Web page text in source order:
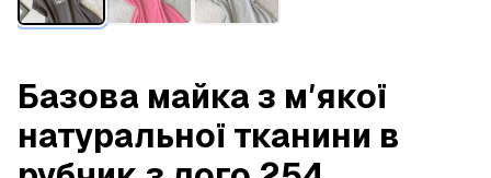
Базова майка з мʼякої
натуральної тканини в